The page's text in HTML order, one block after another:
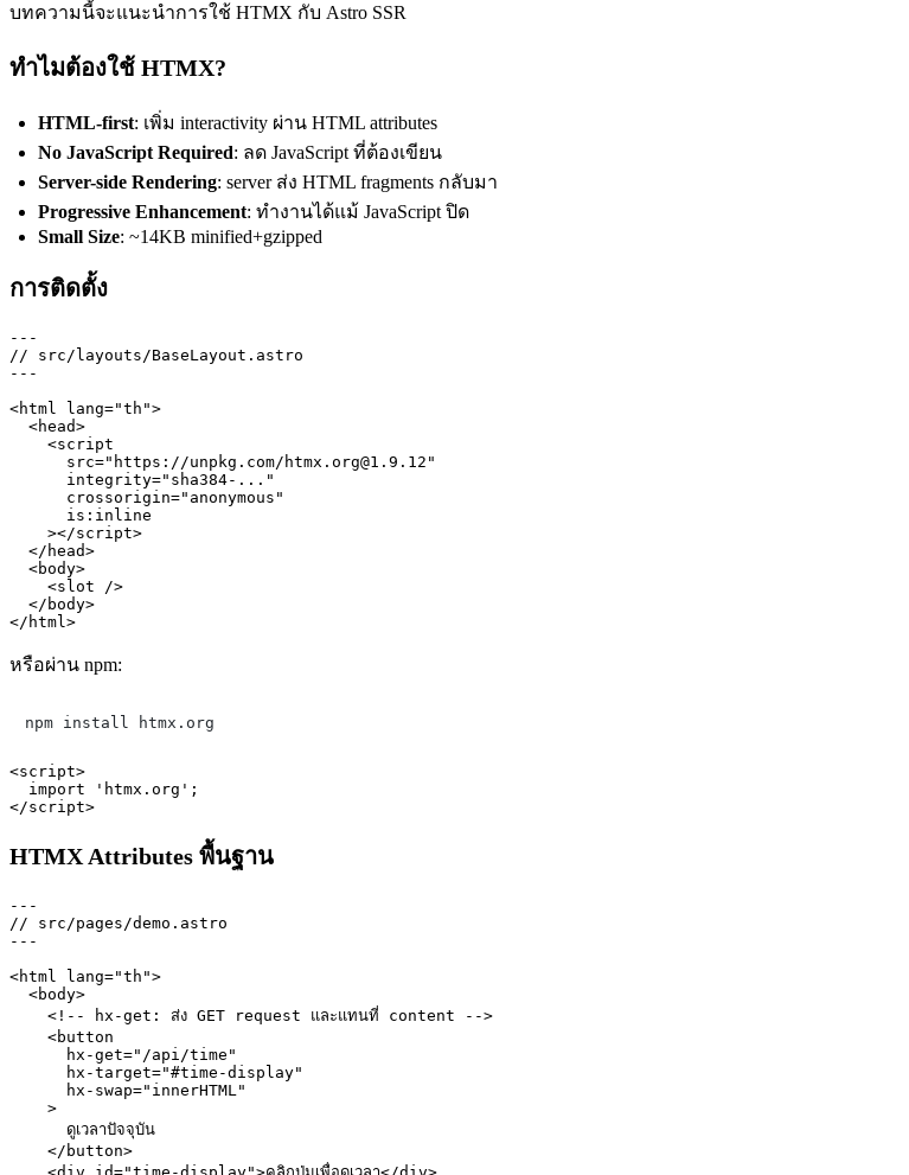
บทความนี้จะแนะนำการใช้ HTMX กับ Astro SSR
ทำไมต้องใช้ HTMX?
HTML-first: เพิ่ม interactivity ผ่าน HTML attributes
No JavaScript Required: ลด JavaScript ที่ต้องเขียน
Server-side Rendering: server ส่ง HTML fragments กลับมา
Progressive Enhancement: ทำงานได้แม้ JavaScript ปิด
Small Size: ~14KB minified+gzipped
การติดตั้ง
---
// src/layouts/BaseLayout.astro
---
<html lang="th">
  <head>
    <script
      src="https://unpkg.com/htmx.org@1.9.12"
      integrity="sha384-..."
      crossorigin="anonymous"
      is:inline
    ></script>
  </head>
  <body>
    <slot />
  </body>
หรือผ่าน npm:
<script>
  import 'htmx.org';
HTMX Attributes พื้นฐาน
---
// src/pages/demo.astro
---
<html lang="th">
  <body>
    <!-- hx-get: ส่ง GET request และแทนที่ content -->
    <button
      hx-get="/api/time"
      hx-target="#time-display"
      hx-swap="innerHTML"
    >
      ดูเวลาปัจจุบัน
    </button>